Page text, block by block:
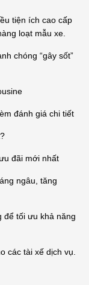
tiện ích cao cấp
loạt mẫu xe.
chóng “gây sốt”
đánh giá chi tiết
đãi mới nhất
ngâu, tăng
để tối ưu khả năng
các tài xế dịch vụ.